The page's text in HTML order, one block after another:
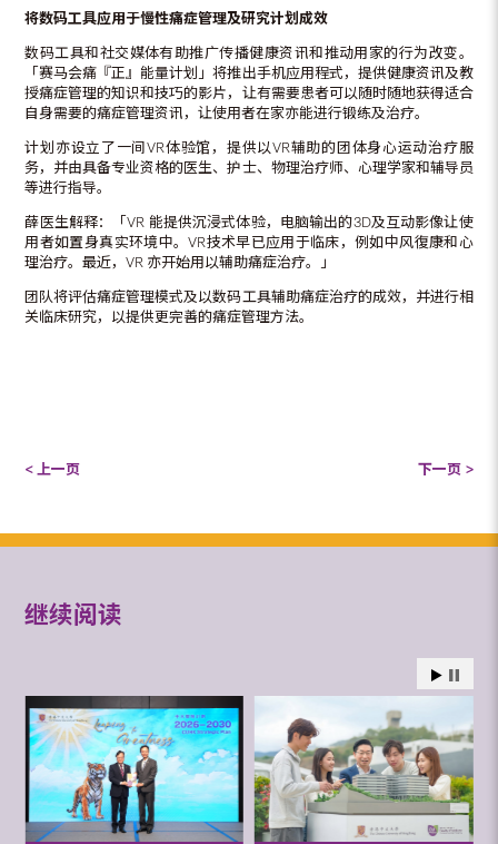
将数码工具应用于慢性痛症管理及研究计划成效
数码工具和社交媒体有助推广传播健康资讯和推动用家的行为改变。
「赛马会痛『正』能量计划」将推出手机应用程式，提供健康资讯及教
授痛症管理的知识和技巧的影片，让有需要患者可以随时随地获得适合
自身需要的痛症管理资讯，让使用者在家亦能进行锻练及治疗。
计划亦设立了一间VR体验馆，提供以VR辅助的团体身心运动治疗服
务，并由具备专业资格的医生、护士、物理治疗师、心理学家和辅导员
等进行指导。
薛医生解释：「VR 能提供沉浸式体验，电脑输出的3D及互动影像让使
用者如置身真实环境中。VR技术早已应用于临床，例如中风復康和心
理治疗。最近，VR 亦开始用以辅助痛症治疗。」
团队将评估痛症管理模式及以数码工具辅助痛症治疗的成效，并进行相
关临床研究，以提供更完善的痛症管理方法。
< 上一页 下一页 >
继续阅读